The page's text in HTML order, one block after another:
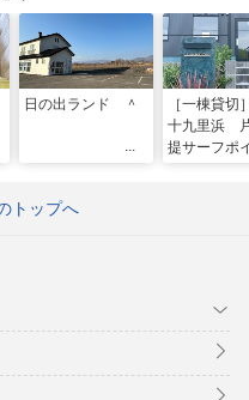
日の出ランド ＾
［一棟貸
十九里浜
提サーフポ
トップへ